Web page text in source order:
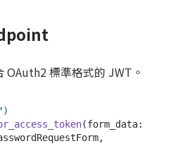
OAuth2 標準格式的 JWT。
)
(form_data: